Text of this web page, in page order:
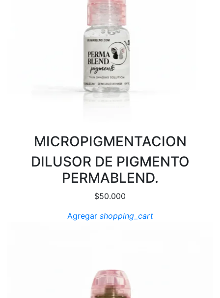
MICROPIGMENTACION
DILUSOR DE PIGMENTO
PERMABLEND.
$50.000
Agregar shopping_cart